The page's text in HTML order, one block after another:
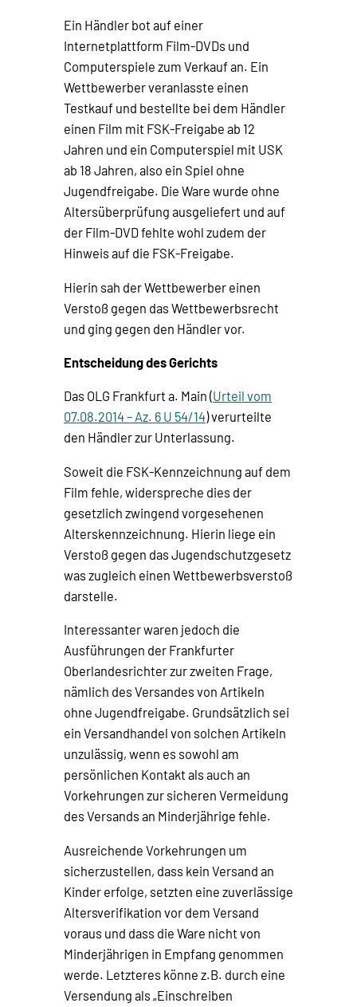
Ein Händler bot auf einer
Internetplattform Film-DVDs und
Computerspiele zum Verkauf an. Ein
Wettbewerber veranlasste einen
Testkauf und bestellte bei dem Händler
einen Film mit FSK-Freigabe ab 12
Jahren und ein Computerspiel mit USK
ab 18 Jahren, also ein Spiel ohne
Jugendfreigabe. Die Ware wurde ohne
Altersüberprüfung ausgeliefert und auf
der Film-DVD fehlte wohl zudem der
Hinweis auf die FSK-Freigabe.
Hierin sah der Wettbewerber einen
Verstoß gegen das Wettbewerbsrecht
und ging gegen den Händler vor.
Entscheidung des Gerichts
Das OLG Frankfurt a. Main (Urteil vom
07.08.2014 – Az. 6 U 54/14) verurteilte
den Händler zur Unterlassung.
Soweit die FSK-Kennzeichnung auf dem
Film fehle, widerspreche dies der
gesetzlich zwingend vorgesehenen
Alterskennzeichnung. Hierin liege ein
Verstoß gegen das Jugendschutzgesetz
was zugleich einen Wettbewerbsverstoß
darstelle.
Interessanter waren jedoch die
Ausführungen der Frankfurter
Oberlandesrichter zur zweiten Frage,
nämlich des Versandes von Artikeln
ohne Jugendfreigabe. Grundsätzlich sei
ein Versandhandel von solchen Artikeln
unzulässig, wenn es sowohl am
persönlichen Kontakt als auch an
Vorkehrungen zur sicheren Vermeidung
des Versands an Minderjährige fehle.
Ausreichende Vorkehrungen um
sicherzustellen, dass kein Versand an
Kinder erfolge, setzten eine zuverlässige
Altersverifikation vor dem Versand
voraus und dass die Ware nicht von
Minderjährigen in Empfang genommen
werde. Letzteres könne z.B. durch eine
Versendung als „Einschreiben